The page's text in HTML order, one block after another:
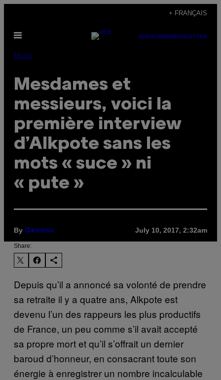
content
+ FRANÇAIS
Open
SUBSCRIBENEWSLETTER
Music
Mesdames et
messieurs, voici la
première interview
d’Alkpote sans les
mots « suce » ni
« pute »
By Genono July 10, 2017, 2:32am
Share:
Depuis qu’il a annoncé sa volonté de prendre
sa retraite il y a quatre ans, Alkpote est
devenu l’un des rappeurs les plus productifs
de France, un peu comme s’il avait accepté
sa propre mort et qu’il s’offrait un dernier
baroud d’honneur, en consacrant toute son
énergie à enregistrer un nombre incalculable